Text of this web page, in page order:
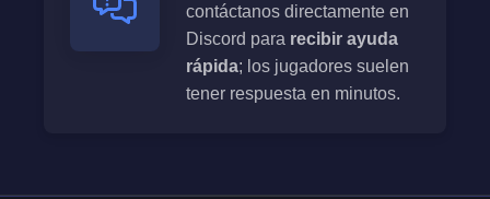
contáctanos directamente en
Discord para recibir ayuda
rápida; los jugadores suelen
tener respuesta en minutos.